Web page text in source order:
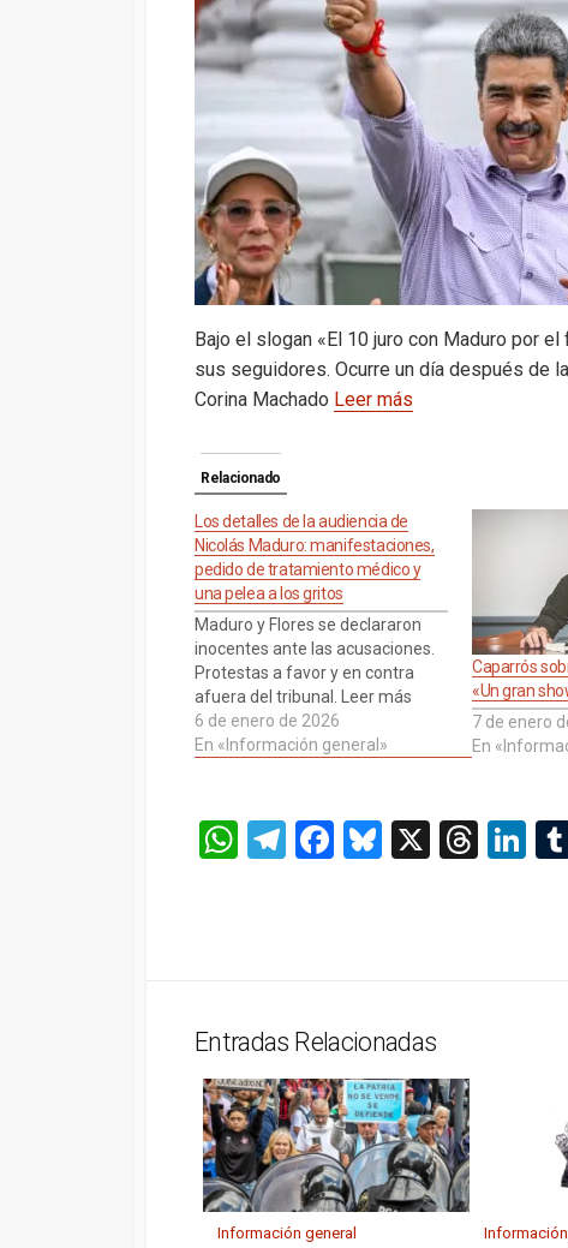
s
A
p
p
gr
a
m
b
o
o
k
ky
a
d
s
dI
n
Bajo el slogan «El 10 juro con Maduro por
sus seguidores. Ocurre un día después de
Corina Machado Leer más
Relacionado
Los detalles de la audiencia de
Nicolás Maduro: manifestaciones,
pedido de tratamiento médico y
una pelea a los gritos
Maduro y Flores se declararon
inocentes ante las acusaciones.
Protestas a favor y en contra
afuera del tribunal. Leer más
6 de enero de 2026
En «Información general»
Caparrós
«Un gran
7 de enero
En
W
p
p
T
m
F
o
k
Bl X
T
Li
Entradas Relacionadas
Información general Información